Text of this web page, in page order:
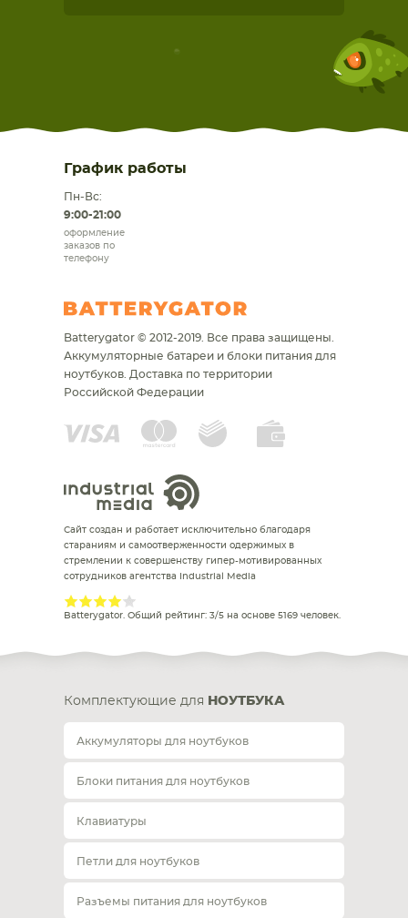
График работы
Пн-Вс:
9:00-21:00
оформление
заказов по
телефону
Batterygator © 2012-2019. Все права защищены.
Аккумуляторные батареи и блоки питания для
ноутбуков. Доставка по территории
Российской Федерации
Сайт создан и работает исключительно благодаря
стараниям и самоотверженности одержимых в
стремлении к совершенству гипер-мотивированных
сотрудников агентства Industrial Media
Batterygator. Общий рейтинг: 3/5 на основе 5169 человек.
Комплектующие для НОУТБУКА
Аккумуляторы для ноутбуков
Блоки питания для ноутбуков
Клавиатуры
Петли для ноутбуков
Разъемы питания для ноутбуков